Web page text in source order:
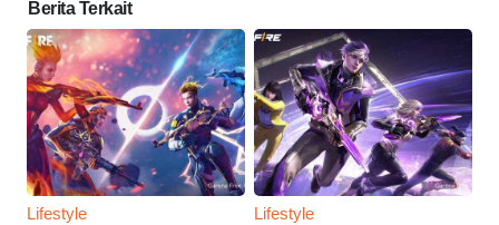
Berita Terkait
Lifestyle Lifestyle